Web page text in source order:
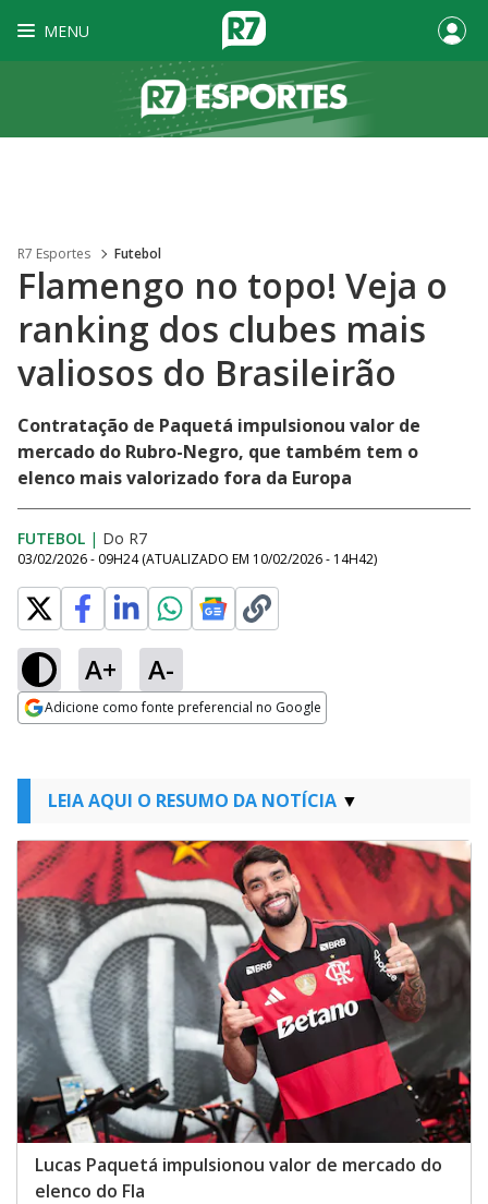
MENU
R7 Esportes Futebol
Flamengo no topo! Veja o
ranking dos clubes mais
valiosos do Brasileirão
Contratação de Paquetá impulsionou valor de
mercado do Rubro-Negro, que também tem o
elenco mais valorizado fora da Europa
FUTEBOL | Do R7
03/02/2026 - 09H24 (ATUALIZADO EM 10/02/2026 - 14H42)
A+ A-
Adicione como fonte preferencial no Google
LEIA AQUI O RESUMO DA NOTÍCIA
Lucas Paquetá impulsionou valor de mercado do
elenco do Fla